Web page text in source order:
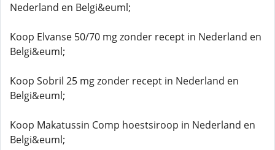
Nederland en Belgi&euml;
Koop Elvanse 50/70 mg zonder recept in Nederland en
Belgi&euml;
Koop Sobril 25 mg zonder recept in Nederland en
Belgi&euml;
Koop Makatussin Comp hoestsiroop in Nederland en
Belgi&euml;